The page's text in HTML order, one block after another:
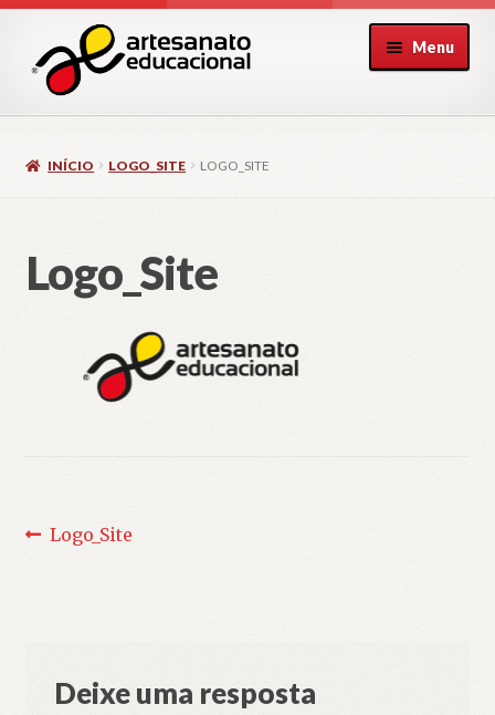
para
navegação
para
conteúdo
Menu
INÍCIO LOGO_SITE LOGO_SITE
Logo_Site
Navegação
Post
Logo_Site
Deixe uma resposta